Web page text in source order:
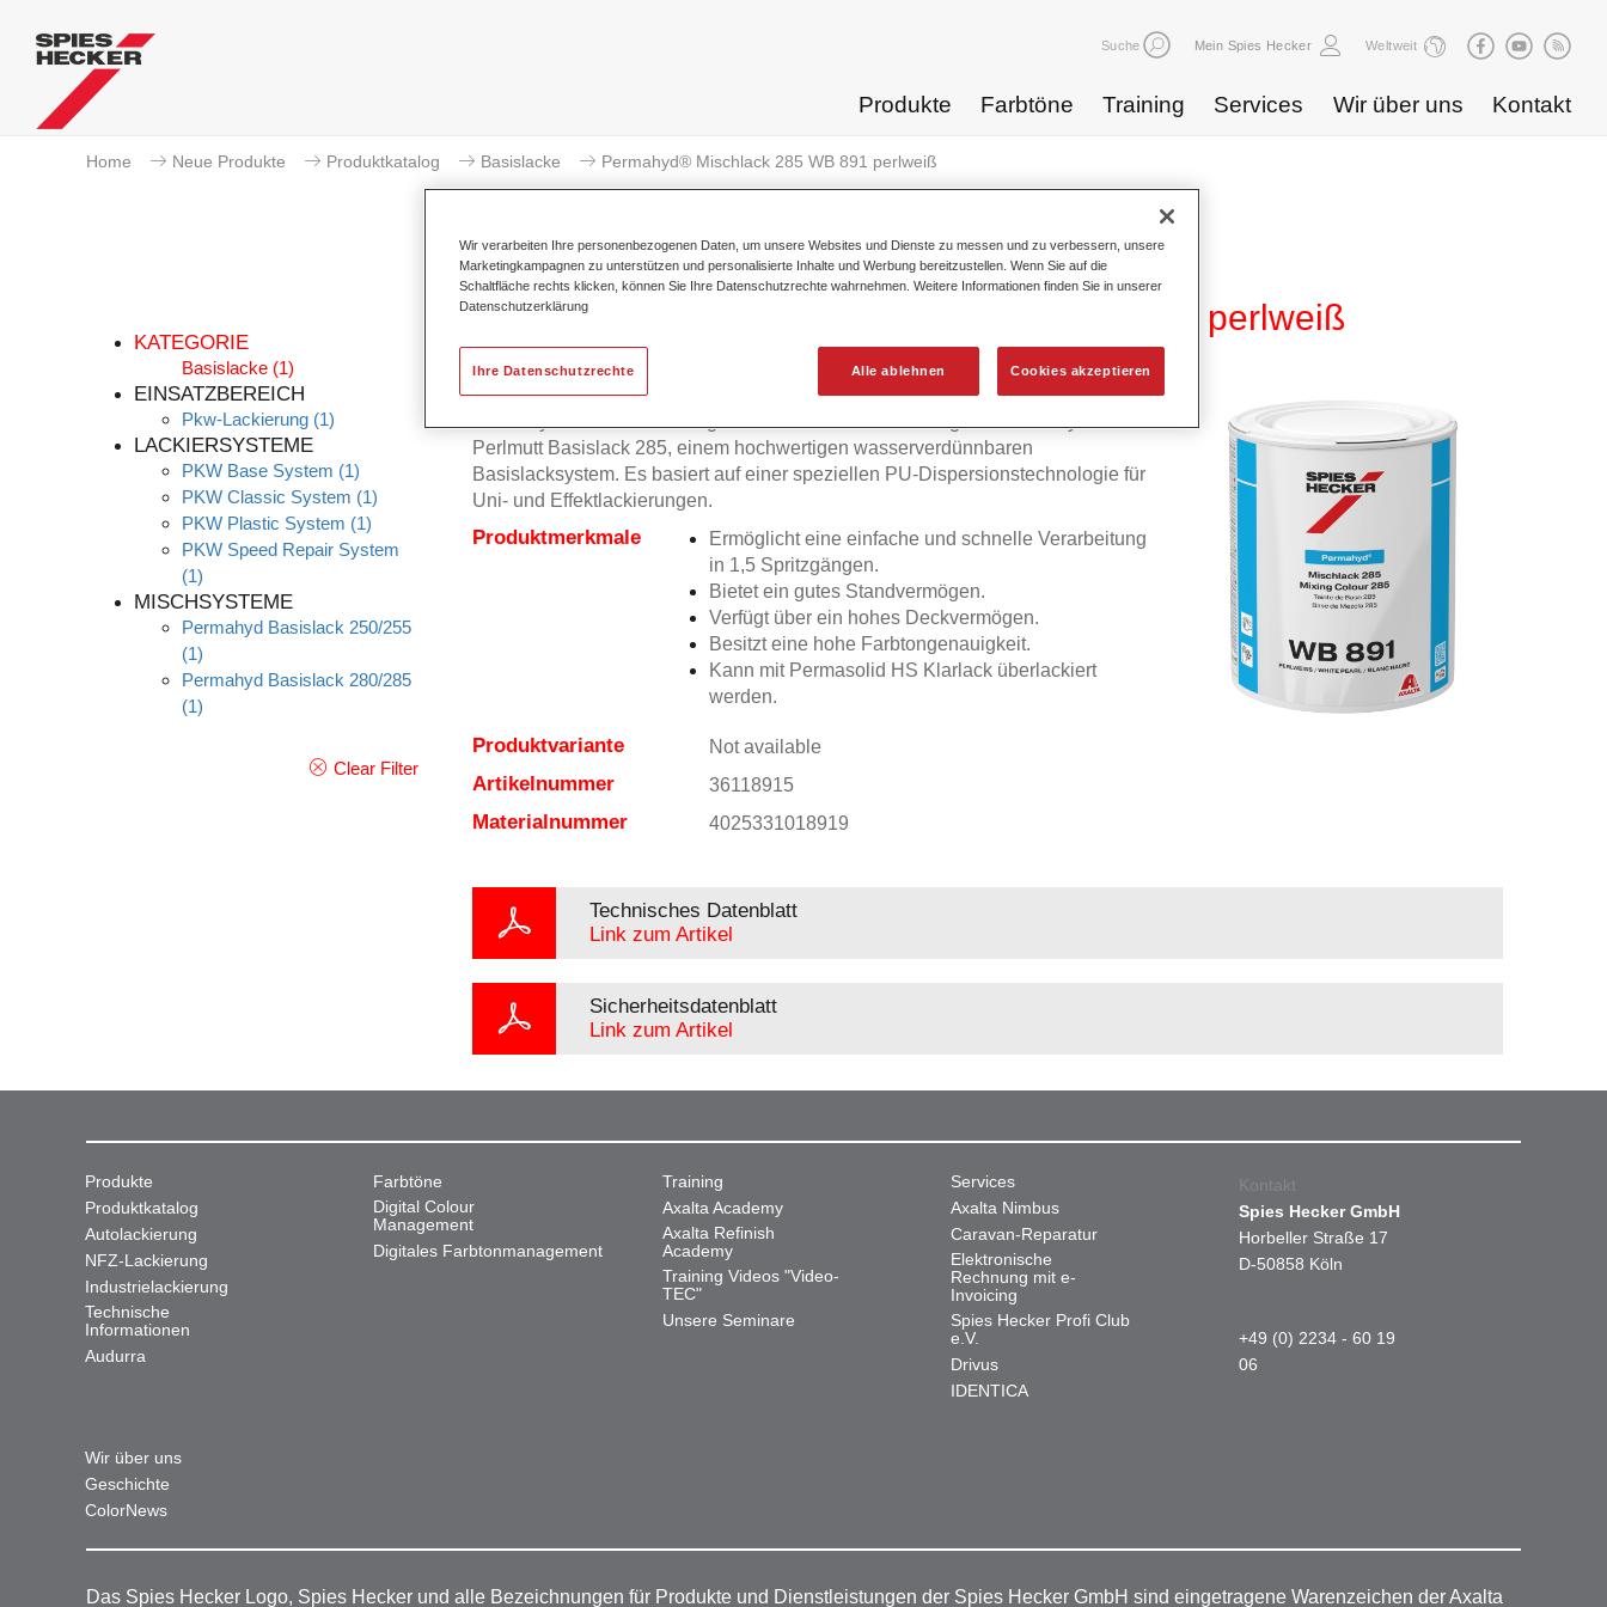
Suche Mein Spies Hecker Weltweit
Produkte Farbtöne Training Services Wir über uns Kontakt
Home Neue Produkte Produktkatalog Basislacke Permahyd® Mischlack 285 WB 891 perlweiß
KATEGORIE
Basislacke (1)
EINSATZBEREICH
Pkw-Lackierung (1)
LACKIERSYSTEME
PKW Base System (1)
PKW Classic System (1)
PKW Plastic System (1)
PKW Speed Repair System
(1)
MISCHSYSTEME
Permahyd Basislack 250/255
(1)
Permahyd Basislack 280/285
(1)
Clear Filter
Permahyd® Mischlack 285 WB 891 perlweiß
Perlmutt Basislack 285, einem hochwertigen wasserverdünnbaren
Basislacksystem. Es basiert auf einer speziellen PU-Dispersionstechnologie für
Uni- und Effektlackierungen.
Produktmerkmale
Ermöglicht eine einfache und schnelle Verarbeitung
in 1,5 Spritzgängen.
Bietet ein gutes Standvermögen.
Verfügt über ein hohes Deckvermögen.
Besitzt eine hohe Farbtongenauigkeit.
Kann mit Permasolid HS Klarlack überlackiert
werden.
Produktvariante Not available
Artikelnummer 36118915
Materialnummer 4025331018919
Technisches Datenblatt
Link zum Artikel
Sicherheitsdatenblatt
Link zum Artikel
Produkte
Produktkatalog
Autolackierung
NFZ-Lackierung
Industrielackierung
Technische
Informationen
Audurra
Farbtöne
Digital Colour
Management
Digitales Farbtonmanagement
Training
Axalta Academy
Axalta Refinish
Academy
Training Videos "Video-
TEC"
Unsere Seminare
Services
Axalta Nimbus
Caravan-Reparatur
Elektronische
Rechnung mit e-
Invoicing
Spies Hecker Profi Club
e.V.
Drivus
IDENTICA
Wir über uns
Geschichte
ColorNews
Kontakt
Spies Hecker GmbH
Horbeller Straße 17
D-50858 Köln
+49 (0) 2234 - 60 19
06
Das Spies Hecker Logo, Spies Hecker und alle Bezeichnungen für Produkte und Dienstleistungen der Spies Hecker GmbH sind eingetragene Warenzeichen der Axalta
Wir verarbeiten Ihre personenbezogenen Daten, um unsere Websites und Dienste zu messen und zu verbessern, unsere
Marketingkampagnen zu unterstützen und personalisierte Inhalte und Werbung bereitzustellen. Wenn Sie auf die
Schaltfläche rechts klicken, können Sie Ihre Datenschutzrechte wahrnehmen. Weitere Informationen finden Sie in unserer
Datenschutzerklärung
Alle ablehnen Cookies akzeptieren
Ihre Datenschutzrechte